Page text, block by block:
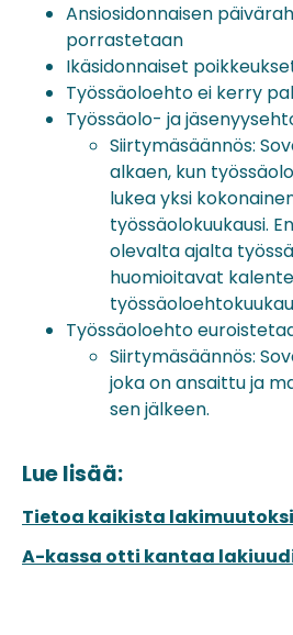
Ansiosidonnaisen
porrastetaan
Ikäsidonnaiset
Työssäoloehto ei kerry
Työssäolo- ja
Siirtymäsäännös:
alkaen, kun
lukea yksi
työssäolokuukausi.
olevalta ajalta
huomioitavat
Työssäoloehto
Siirtymäsäännös:
joka on ansaittu ja
sen jälkeen.
Lue lisää:
Tietoa kaikista
A-kassa otti kantaa